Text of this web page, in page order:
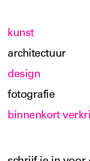
kunst
architectuur
design
fotografie
binnenkort